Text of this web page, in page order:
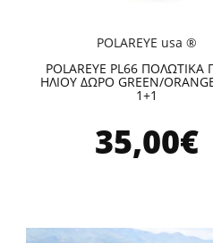
POLAREYE usa ®
POLAREYE PL66 ΠΟΛΩΤΙΚΑ
ΗΛΙΟΥ ΔΩΡΟ GREEN/
1+1
35,00€